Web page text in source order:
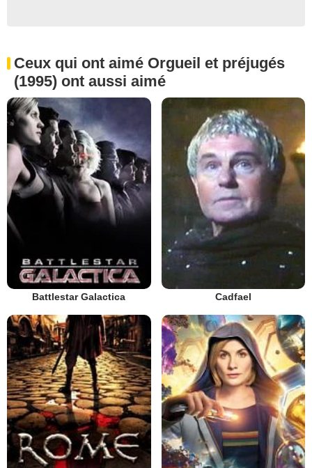
Ceux qui ont aimé Orgueil et préjugés
(1995) ont aussi aimé
Battlestar Galactica Cadfael